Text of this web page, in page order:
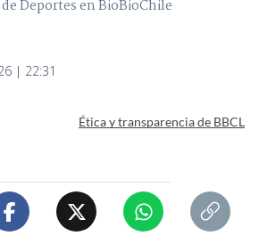
Deportes en BioBioChile
| 22:31
Ética y transparencia de BBCL